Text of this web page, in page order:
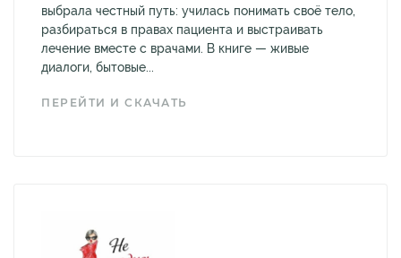
выбрала честный путь: училась понимать своё тело,
разбираться в правах пациента и выстраивать
лечение вместе с врачами. В книге — живые
диалоги, бытовые...
ПЕРЕЙТИ И СКАЧАТЬ